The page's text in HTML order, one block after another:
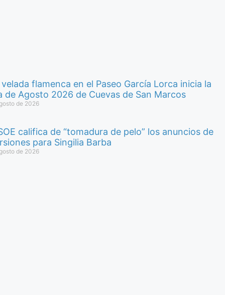
flamenca en el Paseo García Lorca inicia la
de Agosto 2026 de Cuevas de San Marcos
de 2026
califica de “tomadura de pelo” los anuncios de
para Singilia Barba
de 2026